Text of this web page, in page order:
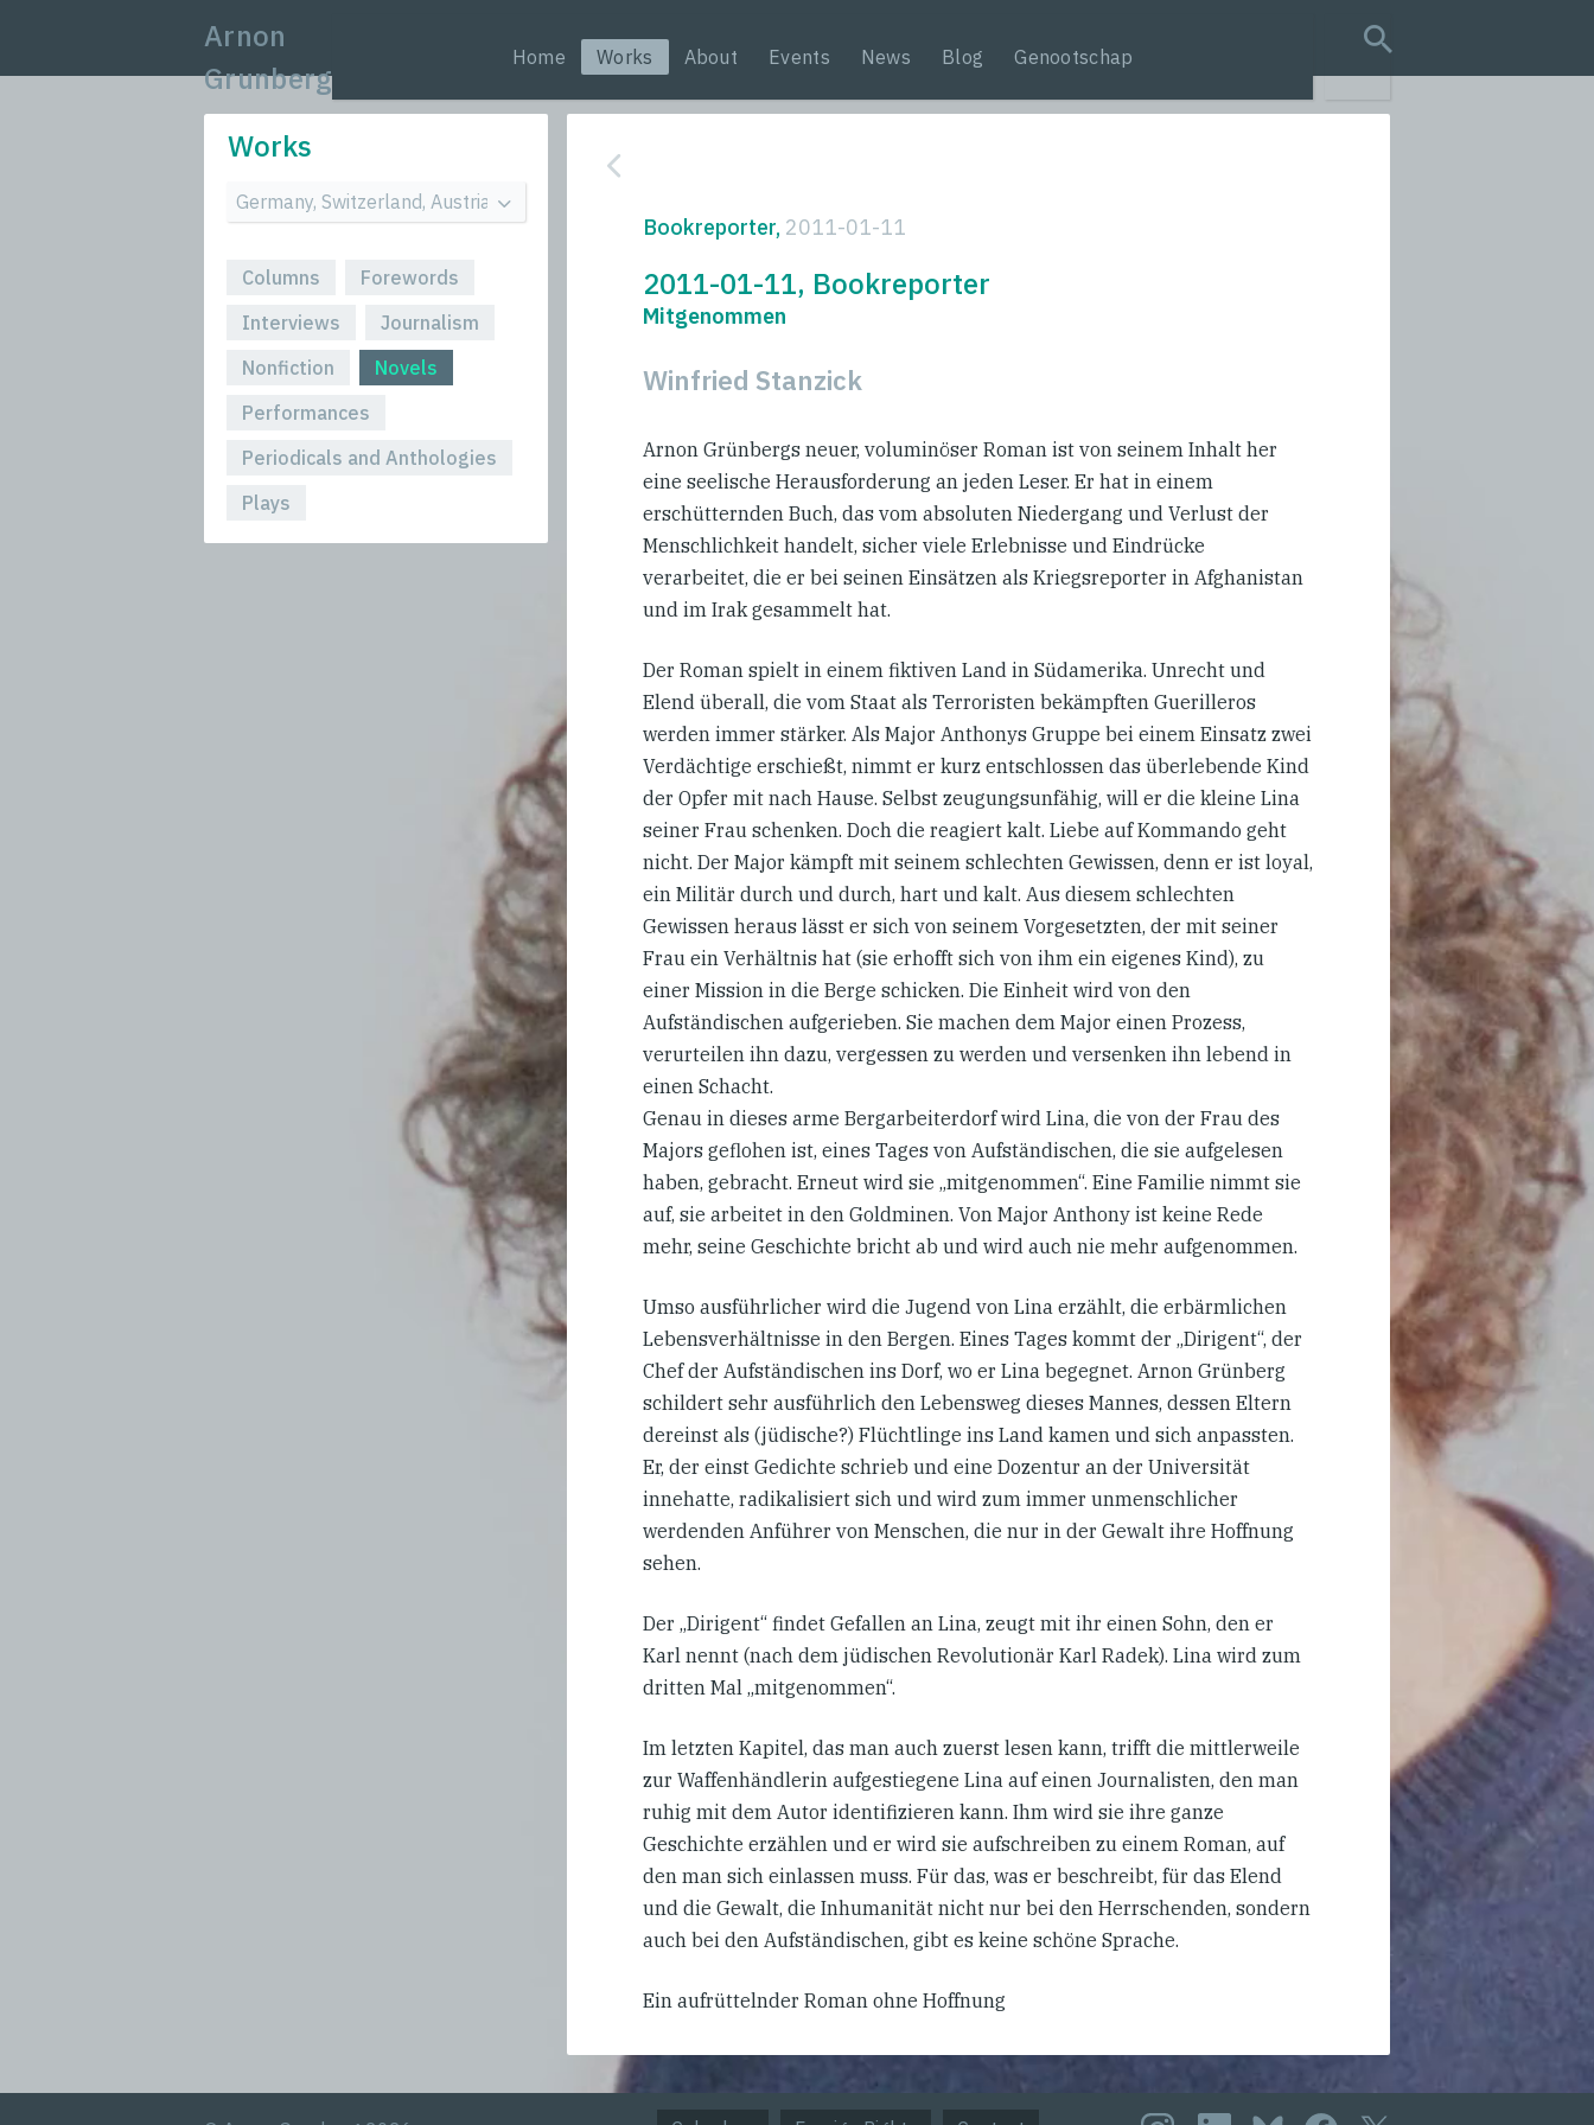
Arnon
Grunberg
Home Works About Events News Blog Genootschap
search query
Works
Columns
Forewords
Interviews
Journalism
Nonfiction
Novels
Performances
Periodicals and Anthologies
Plays
Bookreporter, 2011-01-11
2011-01-11, Bookreporter
Mitgenommen
Winfried Stanzick
Arnon Grünbergs neuer, voluminöser Roman ist von seinem Inhalt her
eine seelische Herausforderung an jeden Leser. Er hat in einem
erschütternden Buch, das vom absoluten Niedergang und Verlust der
Menschlichkeit handelt, sicher viele Erlebnisse und Eindrücke
verarbeitet, die er bei seinen Einsätzen als Kriegsreporter in Afghanistan
und im Irak gesammelt hat.
Der Roman spielt in einem fiktiven Land in Südamerika. Unrecht und
Elend überall, die vom Staat als Terroristen bekämpften Guerilleros
werden immer stärker. Als Major Anthonys Gruppe bei einem Einsatz zwei
Verdächtige erschießt, nimmt er kurz entschlossen das überlebende Kind
der Opfer mit nach Hause. Selbst zeugungsunfähig, will er die kleine Lina
seiner Frau schenken. Doch die reagiert kalt. Liebe auf Kommando geht
nicht. Der Major kämpft mit seinem schlechten Gewissen, denn er ist loyal,
ein Militär durch und durch, hart und kalt. Aus diesem schlechten
Gewissen heraus lässt er sich von seinem Vorgesetzten, der mit seiner
Frau ein Verhältnis hat (sie erhofft sich von ihm ein eigenes Kind), zu
einer Mission in die Berge schicken. Die Einheit wird von den
Aufständischen aufgerieben. Sie machen dem Major einen Prozess,
verurteilen ihn dazu, vergessen zu werden und versenken ihn lebend in
einen Schacht.
Genau in dieses arme Bergarbeiterdorf wird Lina, die von der Frau des
Majors geflohen ist, eines Tages von Aufständischen, die sie aufgelesen
haben, gebracht. Erneut wird sie „mitgenommen“. Eine Familie nimmt sie
auf, sie arbeitet in den Goldminen. Von Major Anthony ist keine Rede
mehr, seine Geschichte bricht ab und wird auch nie mehr aufgenommen.
Umso ausführlicher wird die Jugend von Lina erzählt, die erbärmlichen
Lebensverhältnisse in den Bergen. Eines Tages kommt der „Dirigent“, der
Chef der Aufständischen ins Dorf, wo er Lina begegnet. Arnon Grünberg
schildert sehr ausführlich den Lebensweg dieses Mannes, dessen Eltern
dereinst als (jüdische?) Flüchtlinge ins Land kamen und sich anpassten.
Er, der einst Gedichte schrieb und eine Dozentur an der Universität
innehatte, radikalisiert sich und wird zum immer unmenschlicher
werdenden Anführer von Menschen, die nur in der Gewalt ihre Hoffnung
sehen.
Der „Dirigent“ findet Gefallen an Lina, zeugt mit ihr einen Sohn, den er
Karl nennt (nach dem jüdischen Revolutionär Karl Radek). Lina wird zum
dritten Mal „mitgenommen“.
Im letzten Kapitel, das man auch zuerst lesen kann, trifft die mittlerweile
zur Waffenhändlerin aufgestiegene Lina auf einen Journalisten, den man
ruhig mit dem Autor identifizieren kann. Ihm wird sie ihre ganze
Geschichte erzählen und er wird sie aufschreiben zu einem Roman, auf
den man sich einlassen muss. Für das, was er beschreibt, für das Elend
und die Gewalt, die Inhumanität nicht nur bei den Herrschenden, sondern
auch bei den Aufständischen, gibt es keine schöne Sprache.
Ein aufrüttelnder Roman ohne Hoffnung